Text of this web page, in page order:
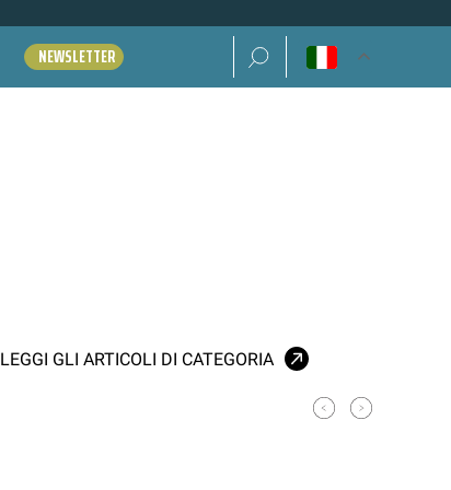
NEWSLETTER Ricerca per:
LEGGI GLI ARTICOLI DI CATEGORIA